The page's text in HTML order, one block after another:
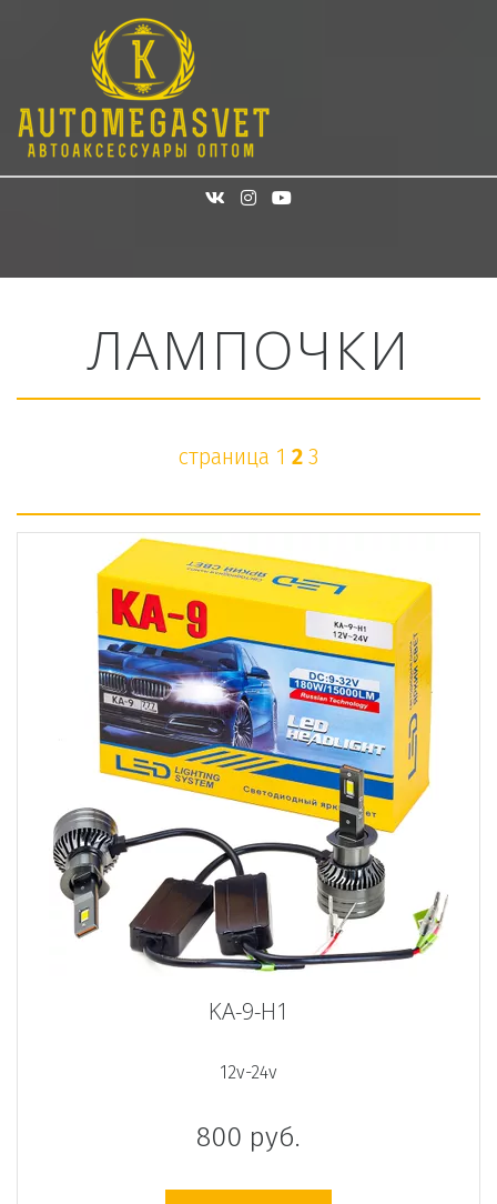
ЛАМПОЧКИ
страница 1 2 3
KA-9-H1
12v-24v
800 руб.